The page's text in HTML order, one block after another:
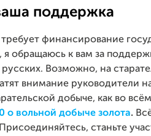
поддержка
финансирование
я обращаюсь к вам за
Возможно, на
внимание руководители
добыче, как во
о вольной добыче золота.
станьте